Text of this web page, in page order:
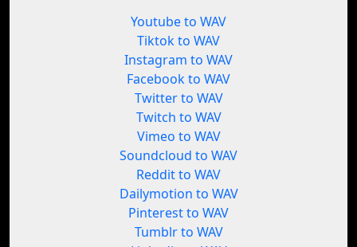
Youtube to WAV
Tiktok to WAV
Instagram to WAV
Facebook to WAV
Twitter to WAV
Twitch to WAV
Vimeo to WAV
Soundcloud to WAV
Reddit to WAV
Dailymotion to WAV
Pinterest to WAV
Tumblr to WAV